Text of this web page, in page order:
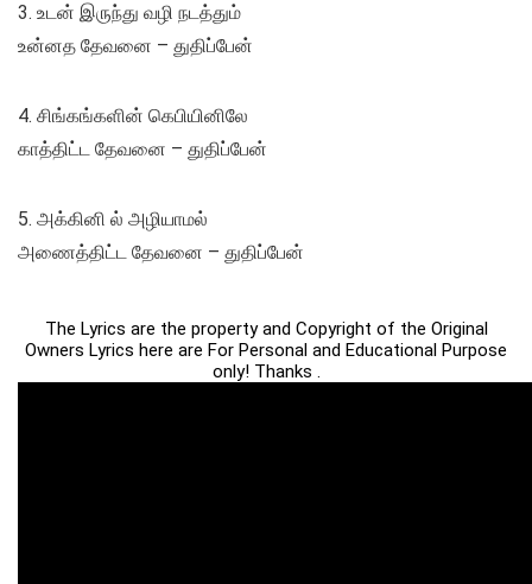
3. உடன் இருந்து வழி நடத்தும்
உன்னத தேவனை – துதிப்பேன்
4. சிங்கங்களின் கெபியினிலே
காத்திட்ட தேவனை – துதிப்பேன்
5. அக்கினி ல் அழியாமல்
அணைத்திட்ட தேவனை – துதிப்பேன்
The Lyrics are the property and Copyright of the Original
Owners Lyrics here are For Personal and Educational Purpose
only! Thanks .